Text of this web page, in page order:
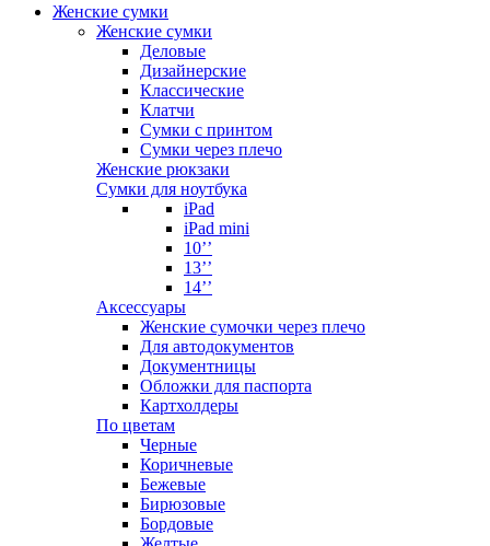
Женские сумки
Женские сумки
Деловые
Дизайнерские
Классические
Клатчи
Сумки с принтом
Сумки через плечо
Женские рюкзаки
Сумки для ноутбука
iPad
iPad mini
10’’
13’’
14’’
Аксессуары
Женские сумочки через плечо
Для автодокументов
Документницы
Обложки для паспорта
Картхолдеры
По цветам
Черные
Коричневые
Бежевые
Бирюзовые
Бордовые